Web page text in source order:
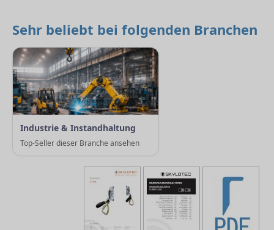
Sehr beliebt bei folgenden Branchen
Industrie & Instandhaltung
Top-Seller dieser Branche ansehen